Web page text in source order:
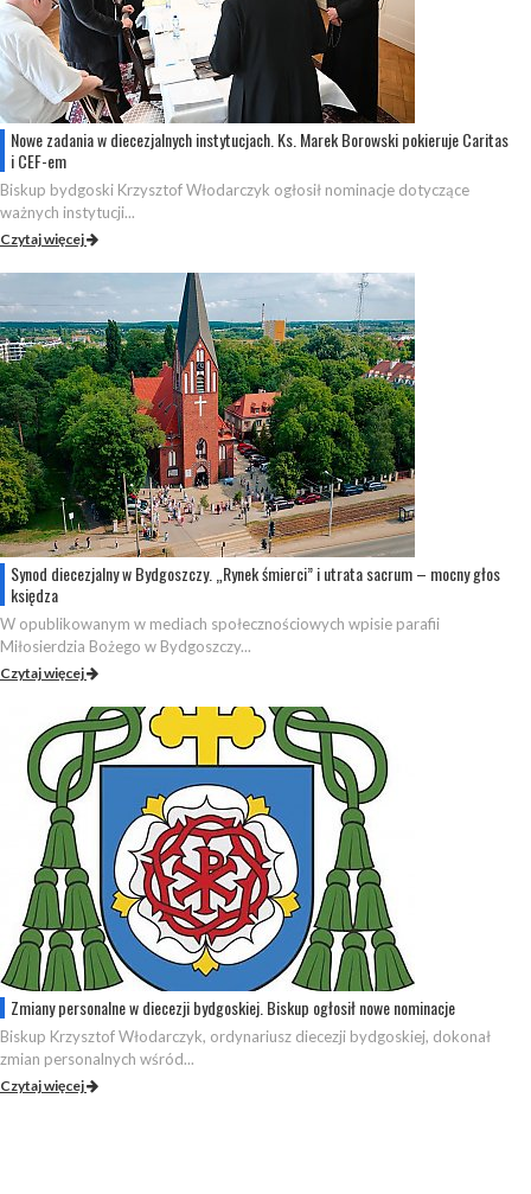
Nowe zadania w diecezjalnych instytucjach. Ks. Marek Borowski pokieruje Caritas
i CEF-em
Biskup bydgoski Krzysztof Włodarczyk ogłosił nominacje dotyczące
ważnych instytucji...
Czytaj więcej
Synod diecezjalny w Bydgoszczy. „Rynek śmierci” i utrata sacrum – mocny głos
księdza
W opublikowanym w mediach społecznościowych wpisie parafii
Miłosierdzia Bożego w Bydgoszczy...
Czytaj więcej
Zmiany personalne w diecezji bydgoskiej. Biskup ogłosił nowe nominacje
Biskup Krzysztof Włodarczyk, ordynariusz diecezji bydgoskiej, dokonał
zmian personalnych wśród...
Czytaj więcej